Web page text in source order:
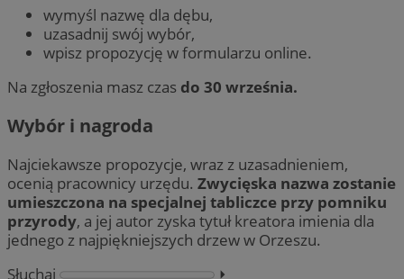
wymyśl nazwę dla dębu,
uzasadnij swój wybór,
wpisz propozycję wformularzu online.
Na zgłoszenia masz czas do 30 września.
Wybór i nagroda
Najciekawsze propozycje, wraz z uzasadnieniem,
ocenią pracownicy urzędu. Zwycięska nazwa zostanie
umieszczona na specjalnej tabliczce przy pomniku
przyrody, a jej autor zyska tytuł kreatora imienia dla
jednego z najpiękniejszych drzew w Orzeszu.
Słuchaj
⏵︎